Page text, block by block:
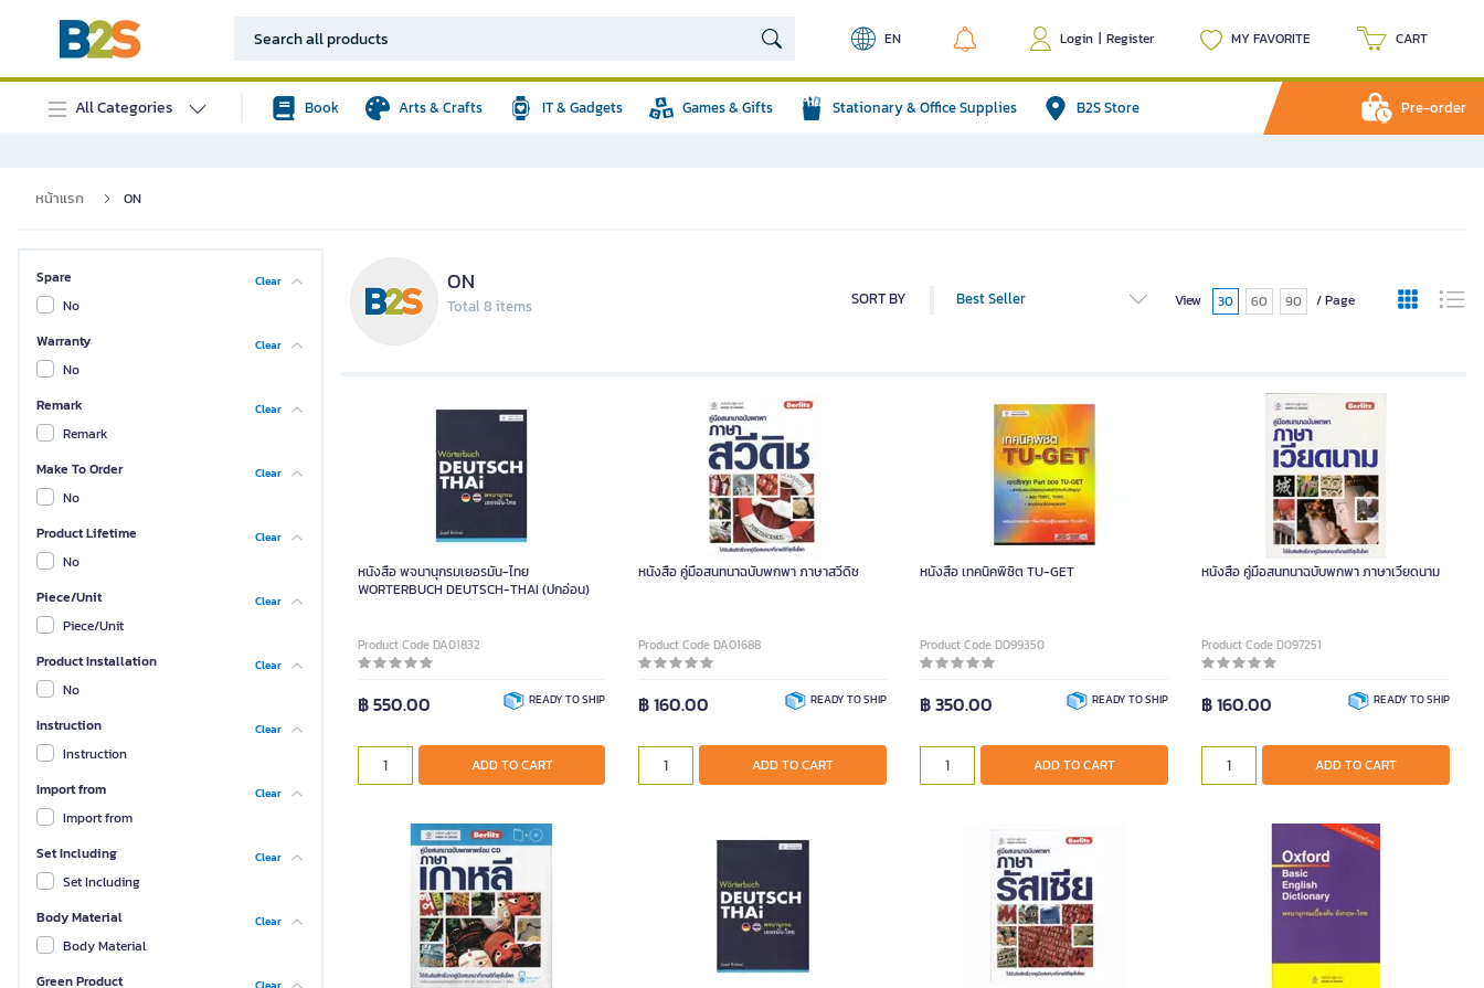
EN Login | Register MY FAVORITE CART
All Categories Book Arts & Crafts IT & Gadgets Games & Gifts Stationary & Office Supplies B2S Store Pre-order
หน้าแรก ON
Spare Clear
No
Warranty
Clear
No
Remark
Clear
Remark
Make To Order
Clear
No
Product Lifetime
Clear
No
Piece/Unit
Clear
Piece/Unit
Product Installation
Clear
No
Instruction
Clear
Instruction
Import from
Clear
Import from
Set Including
Clear
Set Including
Body Material
Clear
Body Material
Green Product
ON
Total 8 items SORT BY Best Seller View 30 60 90 / Page
หนังสือ พจนานุกรมเยอรมัน-ไทย
WORTERBUCH DEUTSCH-THAI (ปกอ่อน)
Product Code DA01832
฿ 550.00 READY TO SHIP
ADD TO CART
หนังสือ คู่มือสนทนาฉบับพกพา ภาษาสวีดิช
Product Code DA01688
฿ 160.00 READY TO SHIP
ADD TO CART
หนังสือ เทคนิคพิชิต TU-GET
Product Code D099350
฿ 350.00 READY TO SHIP
ADD TO CART
หนังสือ คู่มือสนทนาฉบับพกพา ภาษาเวียดนาม
Product Code D097251
฿ 160.00 READY TO SHIP
ADD TO CART